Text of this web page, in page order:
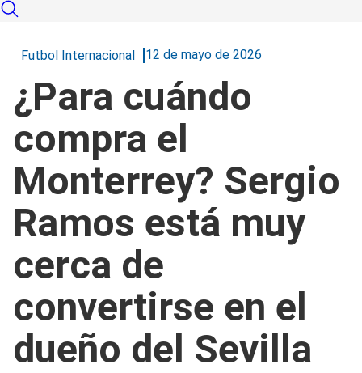
Futbol Internacional 12 de mayo de 2026
¿Para cuándo
compra el
Monterrey? Sergio
Ramos está muy
cerca de
convertirse en el
dueño del Sevilla